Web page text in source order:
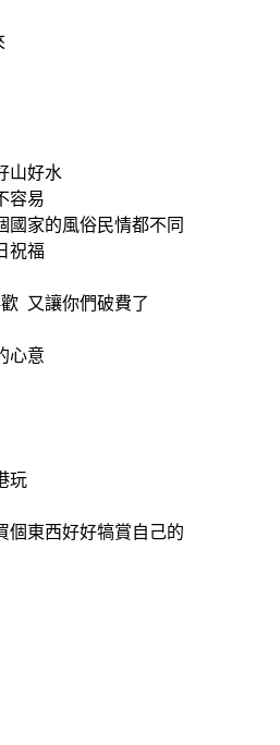
山好水
容易
國家的風俗民情都不同
祝福
又讓你們破費了
心意
玩
個東西好好犒賞自己的